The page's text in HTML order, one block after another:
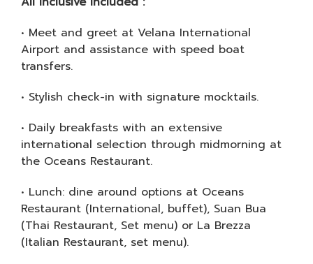
• Meet and greet at Velana International
Airport and assistance with speed boat
transfers.
• Stylish check-in with signature mocktails.
• Daily breakfasts with an extensive
international selection through midmorning at
the Oceans Restaurant.
• Lunch: dine around options at Oceans
Restaurant (International, buffet), Suan Bua
(Thai Restaurant, Set menu) or La Brezza
(Italian Restaurant, set menu).